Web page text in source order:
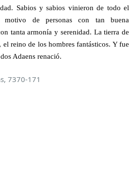
Sabios y sabios vinieron de todo el
de personas con tan buena
tanta armonía y serenidad. La tierra de
reino de los hombres fantásticos. Y fue
Adaens renació.
7370-171